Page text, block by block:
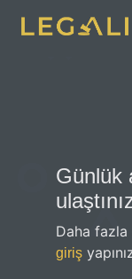
Günlük
Daha
giriş